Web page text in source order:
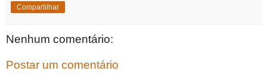
Compartilhar
Nenhum comentário:
Postar um comentário